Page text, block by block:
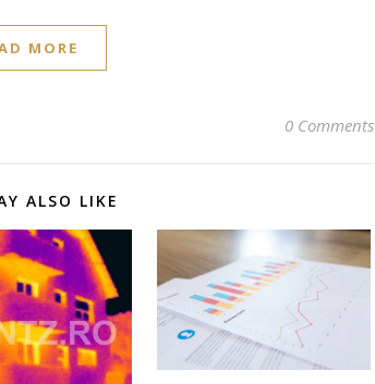
MORE
0 Comments
ALSO LIKE